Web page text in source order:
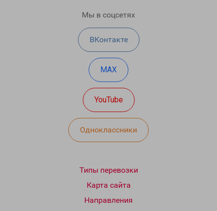
Мы в соцсетях
ВКонтакте
MAX
YouTube
Одноклассники
Типы перевозки
Карта сайта
Направления